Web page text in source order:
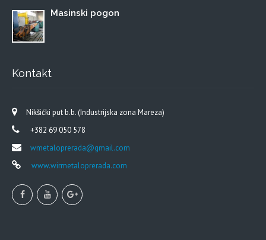
Masinski pogon
Kontakt
Nikšićki put b.b. (Industrijska zona Mareza)
+382 69 050 578
wmetaloprerada@gmail.com
www.wirmetaloprerada.com